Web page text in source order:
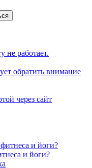
не работает.
обратить внимание
через сайт
и йоги?